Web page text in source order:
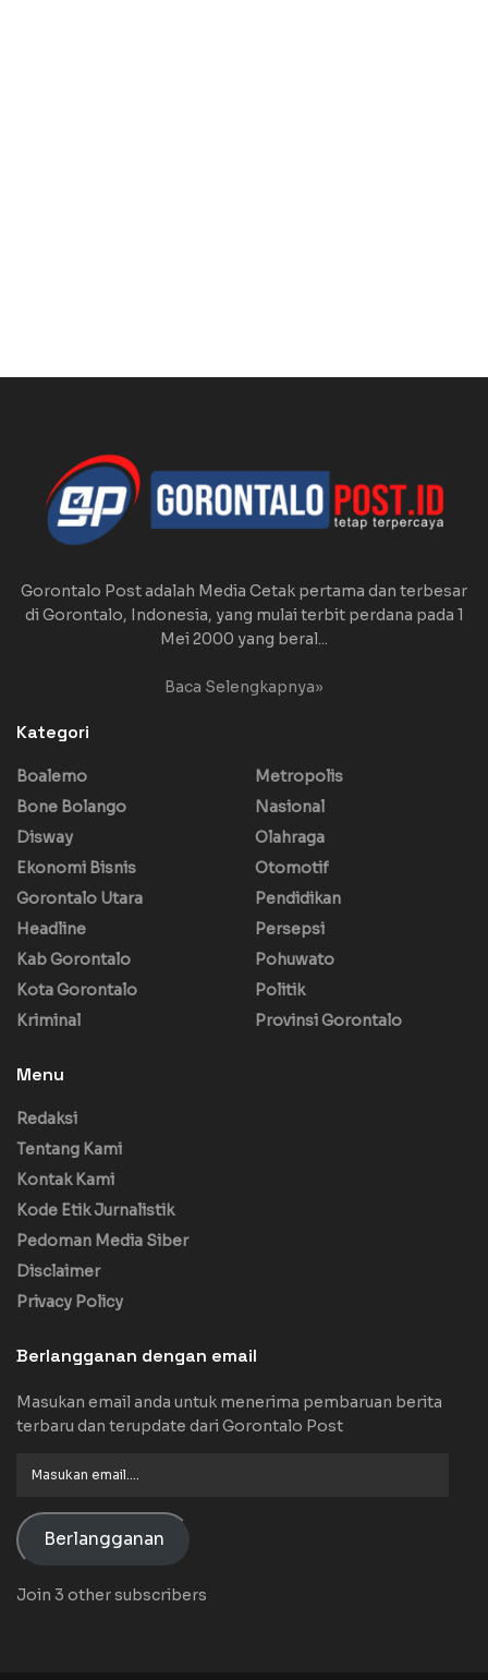
Gorontalo Post adalah Media Cetak pertama dan terbesar
di Gorontalo, Indonesia, yang mulai terbit perdana pada 1
Mei 2000 yang beral...
Baca Selengkapnya»
Kategori
Boalemo
Bone Bolango
Disway
Ekonomi Bisnis
Gorontalo Utara
Headline
Kab Gorontalo
Kota Gorontalo
Kriminal
Metropolis
Nasional
Olahraga
Otomotif
Pendidikan
Persepsi
Pohuwato
Politik
Provinsi Gorontalo
Menu
Redaksi
Tentang Kami
Kontak Kami
Kode Etik Jurnalistik
Pedoman Media Siber
Disclaimer
Privacy Policy
Berlangganan dengan email
Masukan email anda untuk menerima pembaruan berita
terbaru dan terupdate dari Gorontalo Post
Berlangganan
Join 3 other subscribers